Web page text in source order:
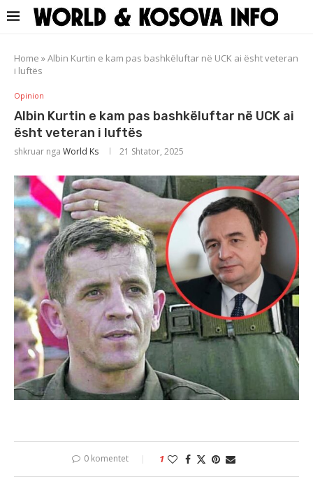
Home »Albin Kurtin e kam pas bashkëluftar në UCK ai ësht veteran
i luftës
Opinion
Albin Kurtin e kam pas bashkëluftar në UCK ai
ësht veteran i luftës
shkruar nga World Ks 21 Shtator, 2025
0 komentet 1